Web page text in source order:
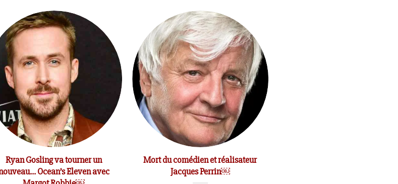
Ryan Gosling va tourner un
Ocean’s Eleven avec
Mort du comédien et réalisateur
Jacques Perrin￼